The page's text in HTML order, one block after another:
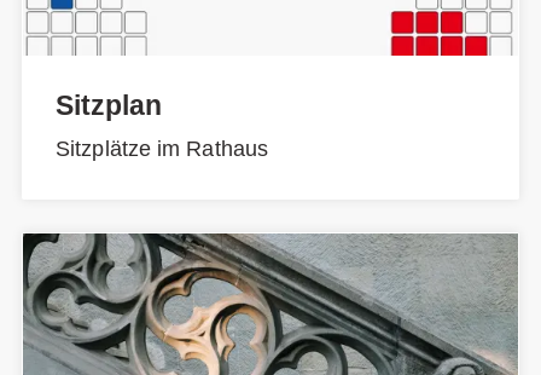
Sitzplan
Sitzplätze im Rathaus